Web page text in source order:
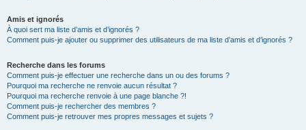
Amis et ignorés
À quoi sert ma liste d’amis et d’ignorés ?
Comment puis-je ajouter ou supprimer des utilisateurs de ma liste d’amis et d’ignorés ?
Recherche dans les forums
Comment puis-je effectuer une recherche dans un ou des forums ?
Pourquoi ma recherche ne renvoie aucun résultat ?
Pourquoi ma recherche renvoie à une page blanche ?!
Comment puis-je rechercher des membres ?
Comment puis-je retrouver mes propres messages et sujets ?